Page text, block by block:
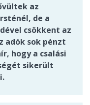
az
de a
csökkent az
adók sok pénzt
hogy a csalási
sikerült